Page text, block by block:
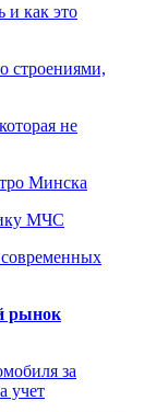
и как это
строениями,
не
Минска
МЧС
современных
рынок
за
учет